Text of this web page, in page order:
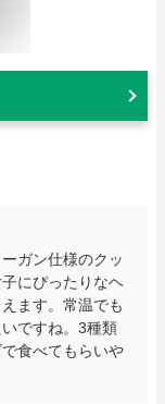
ガン仕様のクッ
にぴったりなヘ
ます。常温でも
ですね。3種類
食べてもらいや